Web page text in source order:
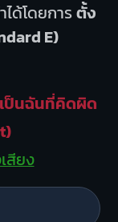
ด้โดยการตั้ง
E)
เป็นฉันที่คิดผิด
สียง